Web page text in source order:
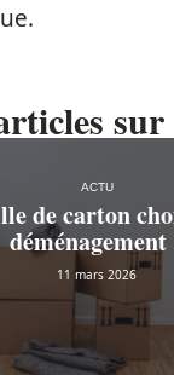
sur
ACTU
de carton
déménagement
11 mars 2026